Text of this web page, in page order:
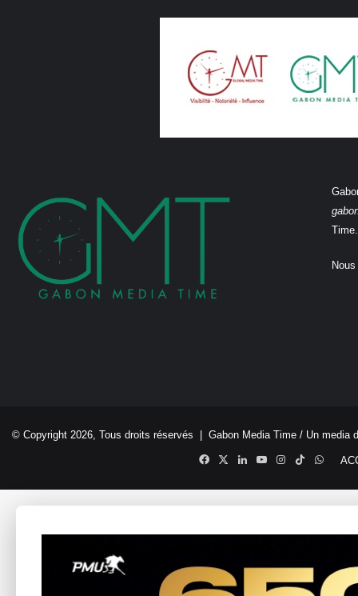
Time.
© Copyright 2026, Tous droits réservés | Gabon Media Time / Un media
Facebook
X LinkedinYouTubeInstagram
TikTok